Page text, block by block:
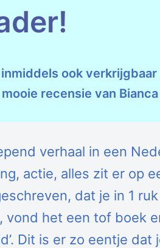
ook
recensie van
verhaal in een
actie, alles zit er op
dat je in 1
vond het een tof boek
Dit is er zo eentje